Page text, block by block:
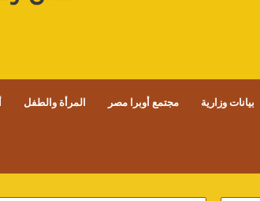
بيانات وزارية مجتمع أوبرا مصر المرأة والطفل